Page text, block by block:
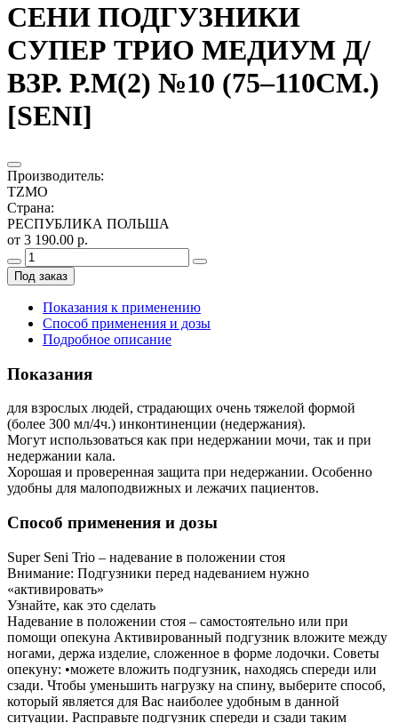
СЕНИ ПОДГУЗНИКИ
СУПЕР ТРИО МЕДИУМ Д/
ВЗР. Р.M(2) №10 (75–110СМ.)
[SENI]
Производитель:
TZMO
Страна:
РЕСПУБЛИКА ПОЛЬША
от 3 190.00 р.
Под заказ
Показания к применению
Способ применения и дозы
Подробное описание
Показания
для взрослых людей, страдающих очень тяжелой формой
(более 300 мл/4ч.) инконтиненции (недержания).
Могут использоваться как при недержании мочи, так и при
недержании кала.
Хорошая и проверенная защита при недержании. Особенно
удобны для малоподвижных и лежачих пациентов.
Способ применения и дозы
Super Seni Trio – надевание в положении стоя
Внимание: Подгузники перед надеванием нужно
«активировать»
Узнайте, как это сделать
Надевание в положении стоя – самостоятельно или при
помощи опекуна Активированный подгузник вложите между
ногами, держа изделие, сложенное в форме лодочки. Советы
опекуну: •можете вложить подгузник, находясь спереди или
сзади. Чтобы уменьшить нагрузку на спину, выберите способ,
который является для Вас наиболее удобным в данной
ситуации. Расправьте подгузник спереди и сзади таким